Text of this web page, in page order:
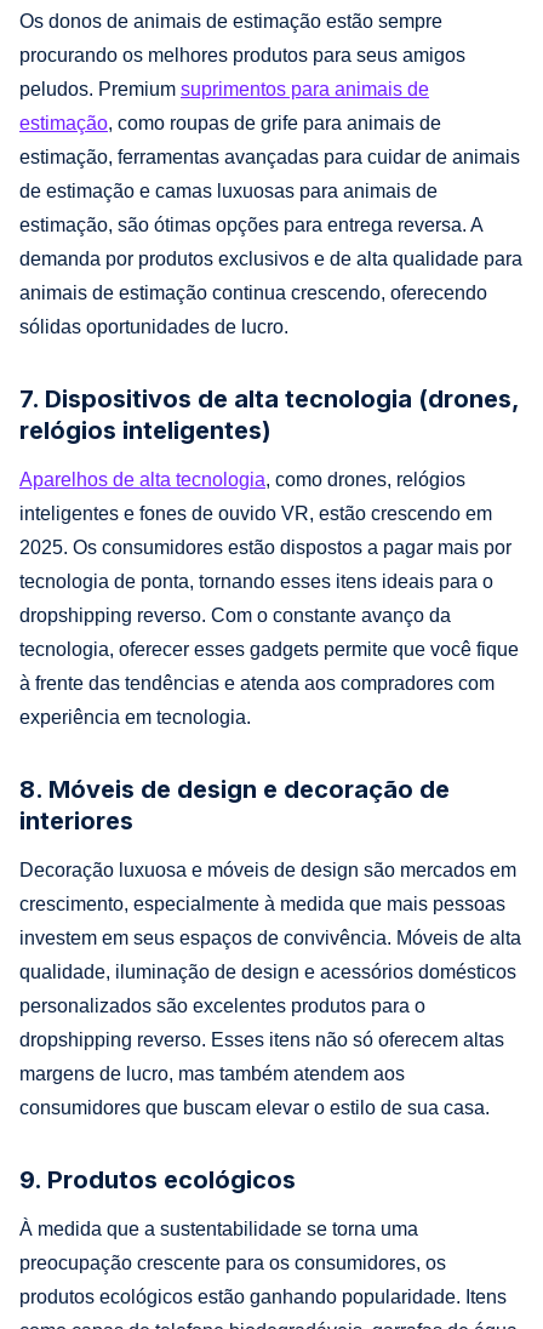
Os donos de animais de estimação estão sempre
procurando os melhores produtos para seus amigos
peludos. Premium suprimentos para animais de
estimação, como roupas de grife para animais de
estimação, ferramentas avançadas para cuidar de animais
de estimação e camas luxuosas para animais de
estimação, são ótimas opções para entrega reversa. A
demanda por produtos exclusivos e de alta qualidade para
animais de estimação continua crescendo, oferecendo
sólidas oportunidades de lucro.
7. Dispositivos de alta tecnologia (drones,
relógios inteligentes)
Aparelhos de alta tecnologia, como drones, relógios
inteligentes e fones de ouvido VR, estão crescendo em
2025. Os consumidores estão dispostos a pagar mais por
tecnologia de ponta, tornando esses itens ideais para o
dropshipping reverso. Com o constante avanço da
tecnologia, oferecer esses gadgets permite que você fique
à frente das tendências e atenda aos compradores com
experiência em tecnologia.
8. Móveis de design e decoração de
interiores
Decoração luxuosa e móveis de design são mercados em
crescimento, especialmente à medida que mais pessoas
investem em seus espaços de convivência. Móveis de alta
qualidade, iluminação de design e acessórios domésticos
personalizados são excelentes produtos para o
dropshipping reverso. Esses itens não só oferecem altas
margens de lucro, mas também atendem aos
consumidores que buscam elevar o estilo de sua casa.
9. Produtos ecológicos
À medida que a sustentabilidade se torna uma
preocupação crescente para os consumidores, os
produtos ecológicos estão ganhando popularidade. Itens